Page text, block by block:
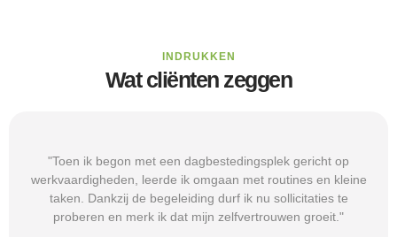
INDRUKKEN
Wat cliënten zeggen
"Toen ik begon met een dagbestedingsplek gericht op
werkvaardigheden, leerde ik omgaan met routines en kleine
taken. Dankzij de begeleiding durf ik nu sollicitaties te
proberen en merk ik dat mijn zelfvertrouwen groeit."